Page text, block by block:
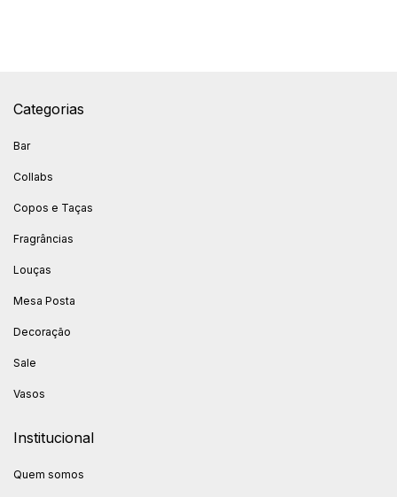
Categorias
Bar
Collabs
Copos e Taças
Fragrâncias
Louças
Mesa Posta
Decoração
Sale
Vasos
Institucional
Quem somos